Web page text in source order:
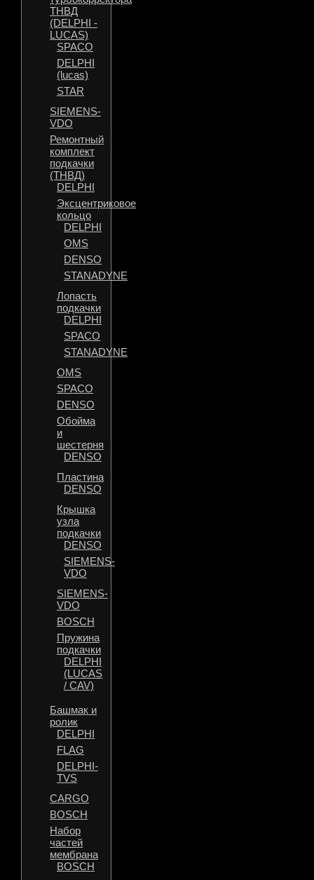
ТНВД
(DELPHI -
LUCAS)
SPACO
DELPHI
(lucas)
STAR
SIEMENS-
VDO
Ремонтный
комплект
подкачки
(ТНВД)
DELPHI
Эксцентриковое
кольцо
DELPHI
OMS
DENSO
STANADYNE
Лопасть
подкачки
DELPHI
SPACO
STANADYNE
OMS
SPACO
DENSO
Обойма
и
шестерня
DENSO
Пластина
DENSO
Крышка
узла
подкачки
DENSO
SIEMENS-
VDO
SIEMENS-
VDO
BOSCH
Пружина
подкачки
DELPHI
(LUCAS
/ CAV)
Башмак и
ролик
DELPHI
FLAG
DELPHI-
TVS
CARGO
BOSCH
Набор
частей
мембрана
BOSCH